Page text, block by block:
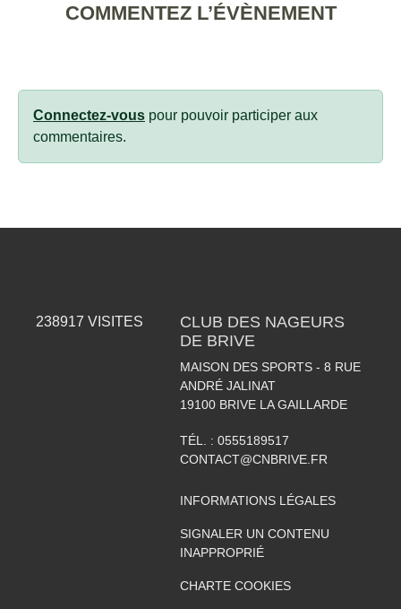
COMMENTEZ L’ÉVÈNEMENT
Connectez-vous pour pouvoir participer aux
commentaires.
238917 VISITES
CLUB DES NAGEURS
DE BRIVE
MAISON DES SPORTS - 8 RUE
ANDRÉ JALINAT
19100 BRIVE LA GAILLARDE
TÉL. : 0555189517
CONTACT@CNBRIVE.FR
INFORMATIONS LÉGALES
SIGNALER UN CONTENU
INAPPROPRIÉ
CHARTE COOKIES